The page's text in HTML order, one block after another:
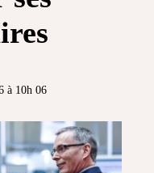
à 10h 06